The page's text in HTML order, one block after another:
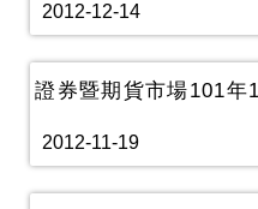
2012-12-14
證券暨期貨市場101年
2012-11-19